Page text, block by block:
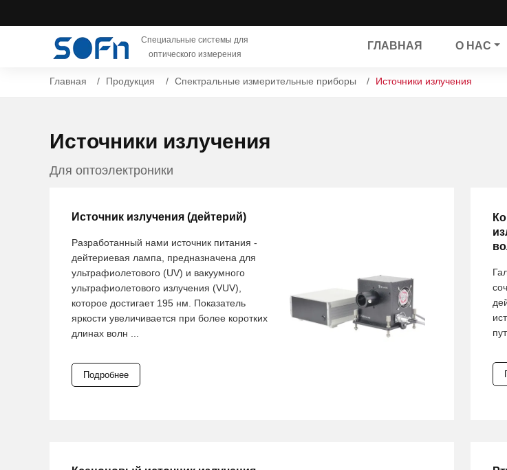
Специальные системы для
оптического измерения
ГЛАВНАЯ О НАС
Главная Продукция Спектральные измерительные приборы Источники излучения
Источники излучения
Для оптоэлектроники
Источник излучения (дейтерий)
Разработанный нами источник питания -
дейтериевая лампа, предназначена для
ультрафиолетового (UV) и вакуумного
ультрафиолетового излучения (VUV),
которое достигает 195 нм. Показатель
яркости увеличивается при более коротких
длинах волн ...
Подробнее